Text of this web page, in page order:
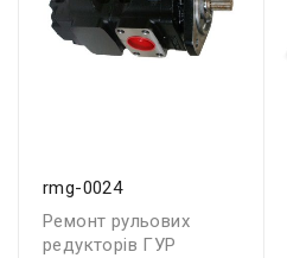
rmg-0024
Ремонт рульових
редукторів ГУР